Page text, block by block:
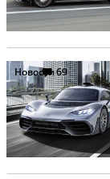
Новости69